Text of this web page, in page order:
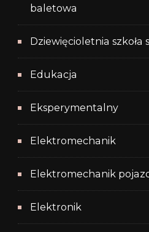
baletowa
Dziewięcioletnia szkoła
Edukacja
Eksperymentalny
Elektromechanik
Elektromechanik
Elektronik